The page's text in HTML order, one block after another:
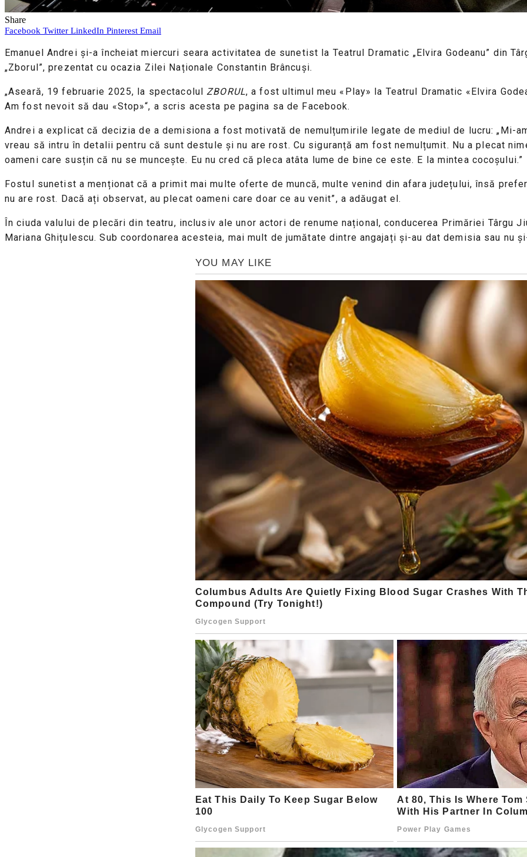
Share
Facebook Twitter LinkedIn Pinterest Email
Emanuel Andrei și-a încheiat miercuri seara activitatea de sunetist la Teatrul Dramatic „Elvira Godeanu” din
„Zborul”, prezentat cu ocazia Zilei Naționale Constantin Brâncuși.
„Aseară, 19 februarie 2025, la spectacolulZBORUL, a fost ultimul meu «Play» la Teatrul Dramatic «Elvira
Am fost nevoit să dau «Stop»“, a scris acesta pe pagina sa de Facebook.
Andrei a explicat că decizia de a demisiona a fost motivată de nemulțumirile legate de mediul de lucru: „Mi-
vreau să intru în detalii pentru că sunt destule și nu are rost. Cu siguranță am fost nemulțumit. Nu a plecat
oameni care susțin că nu se muncește. Eu nu cred că pleca atâta lume de bine ce este. E la mintea cocoșului.”
Fostul sunetist a menționat că a primit mai multe oferte de muncă, multe venind din afara județului, însă
nu are rost. Dacă ați observat, au plecat oameni care doar ce au venit”, a adăugat el.
În ciuda valului de plecări din teatru, inclusiv ale unor actori de renume național, conducerea Primăriei Târgu
Mariana Ghițulescu. Sub coordonarea acesteia, mai mult de jumătate dintre angajați și-au dat demisia sau nu